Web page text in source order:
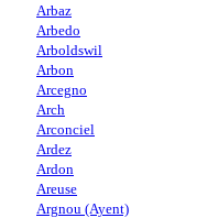
Arbaz
Arbedo
Arboldswil
Arbon
Arcegno
Arch
Arconciel
Ardez
Ardon
Areuse
Argnou (Ayent)